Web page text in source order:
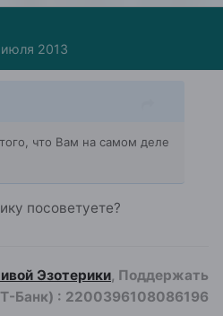
2013
что Вам на самом деле
посоветуете?
Эзотерики, Поддержать
Банк) : 2200396108086196